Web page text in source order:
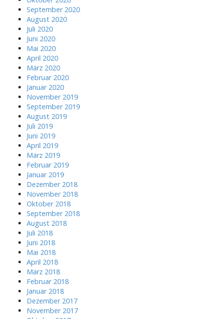
September 2020
August 2020
Juli 2020
Juni 2020
Mai 2020
April 2020
März 2020
Februar 2020
Januar 2020
November 2019
September 2019
August 2019
Juli 2019
Juni 2019
April 2019
März 2019
Februar 2019
Januar 2019
Dezember 2018
November 2018
Oktober 2018
September 2018
August 2018
Juli 2018
Juni 2018
Mai 2018
April 2018
März 2018
Februar 2018
Januar 2018
Dezember 2017
November 2017